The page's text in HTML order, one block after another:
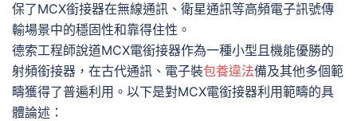
保了MCX銜接器在無線通訊、衛星通訊等高頻電子訊號傳
輸場景中的穩固性和靠得住性。
德索工程師說道MCX電銜接器作為一種小型且機能優勝的
射頻銜接器，在古代通訊、電子裝包養違法備及其他多個範
疇獲得了普遍利用。以下是對MCX電銜接器利用範疇的具
體論述：